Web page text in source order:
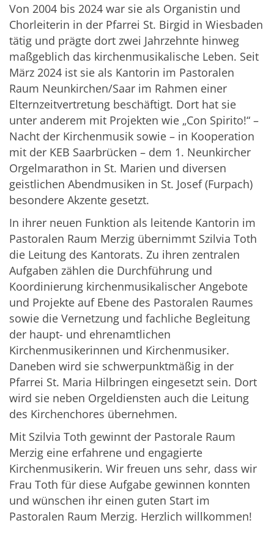
Von 2004 bis 2024 war sie als Organistin und
Chorleiterin in der Pfarrei St. Birgid in Wiesbaden
tätig und prägte dort zwei Jahrzehnte hinweg
maßgeblich das kirchenmusikalische Leben. Seit
März 2024 ist sie als Kantorin im Pastoralen
Raum Neunkirchen/Saar im Rahmen einer
Elternzeitvertretung beschäftigt. Dort hat sie
unter anderem mit Projekten wie „Con Spirito!“ –
Nacht der Kirchenmusik sowie – in Kooperation
mit der KEB Saarbrücken – dem 1. Neunkircher
Orgelmarathon in St. Marien und diversen
geistlichen Abendmusiken in St. Josef (Furpach)
besondere Akzente gesetzt.
In ihrer neuen Funktion als leitende Kantorin im
Pastoralen Raum Merzig übernimmt Szilvia Toth
die Leitung des Kantorats. Zu ihren zentralen
Aufgaben zählen die Durchführung und
Koordinierung kirchenmusikalischer Angebote
und Projekte auf Ebene des Pastoralen Raumes
sowie die Vernetzung und fachliche Begleitung
der haupt- und ehrenamtlichen
Kirchenmusikerinnen und Kirchenmusiker.
Daneben wird sie schwerpunktmäßig in der
Pfarrei St. Maria Hilbringen eingesetzt sein. Dort
wird sie neben Orgeldiensten auch die Leitung
des Kirchenchores übernehmen.
Mit Szilvia Toth gewinnt der Pastorale Raum
Merzig eine erfahrene und engagierte
Kirchenmusikerin. Wir freuen uns sehr, dass wir
Frau Toth für diese Aufgabe gewinnen konnten
und wünschen ihr einen guten Start im
Pastoralen Raum Merzig. Herzlich willkommen!